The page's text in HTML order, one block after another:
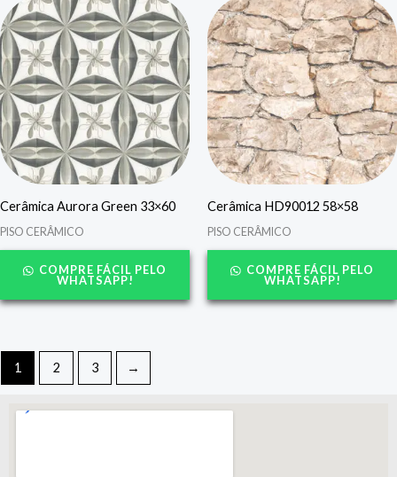
Cerâmica Aurora Green 33×60
PISO CERÂMICO
COMPRE FÁCIL PELO
WHATSAPP!
Cerâmica HD90012 58×58
PISO CERÂMICO
COMPRE FÁCIL PELO
WHATSAPP!
1 2 3 →